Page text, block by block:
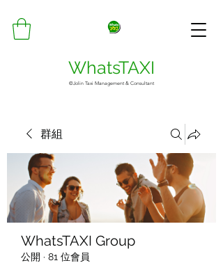
WhatsTAXI
©Jolin Taxi Management & Consultant
群組
WhatsTAXI Group
公開 · 81 位會員